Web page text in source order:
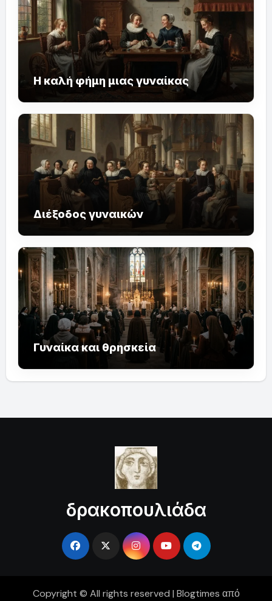
Η καλή φήμη μιας γυναίκας
Διέξοδος γυναικών
Γυναίκα και θρησκεία
δρακοπουλιάδα
Copyright © All rights reserved | Blogtimes από